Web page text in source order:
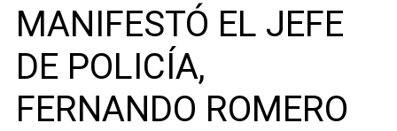
MANIFESTÓ EL JEFE
DE POLICÍA,
FERNANDO ROMERO